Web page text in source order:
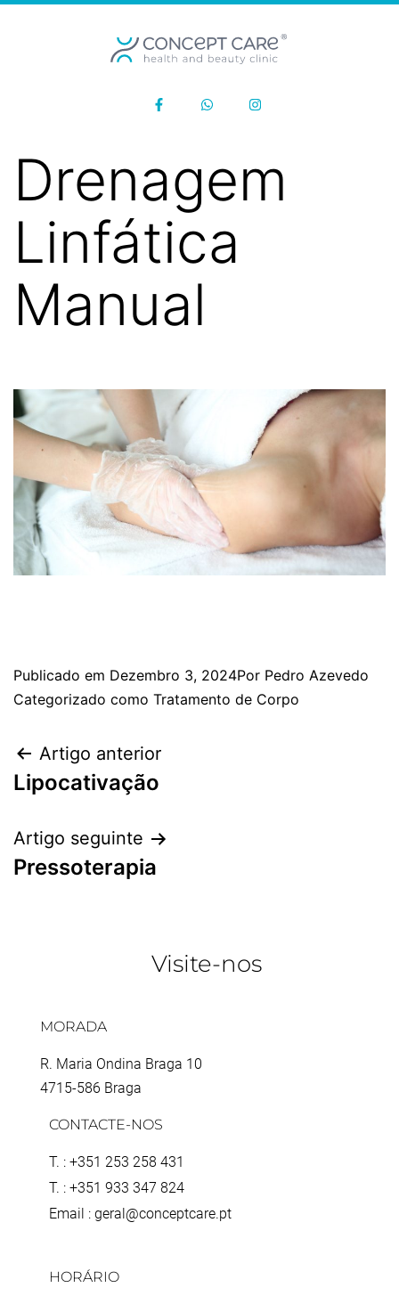
Drenagem
Linfática
Manual
Publicado em Dezembro 3, 2024Por Pedro Azevedo
Categorizado como Tratamento de Corpo
Artigo anterior
Lipocativação
Artigo seguinte
Pressoterapia
Visite-nos
MORADA
R. Maria Ondina Braga 10
4715-586 Braga
CONTACTE-NOS
T. : +351 253 258 431
T. : +351 933 347 824
Email : geral@conceptcare.pt
HORÁRIO